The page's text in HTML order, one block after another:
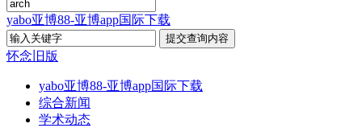
yabo亚博88-亚博app国际下载
怀念旧版
yabo亚博88-亚博app国际下载
综合新闻
学术动态